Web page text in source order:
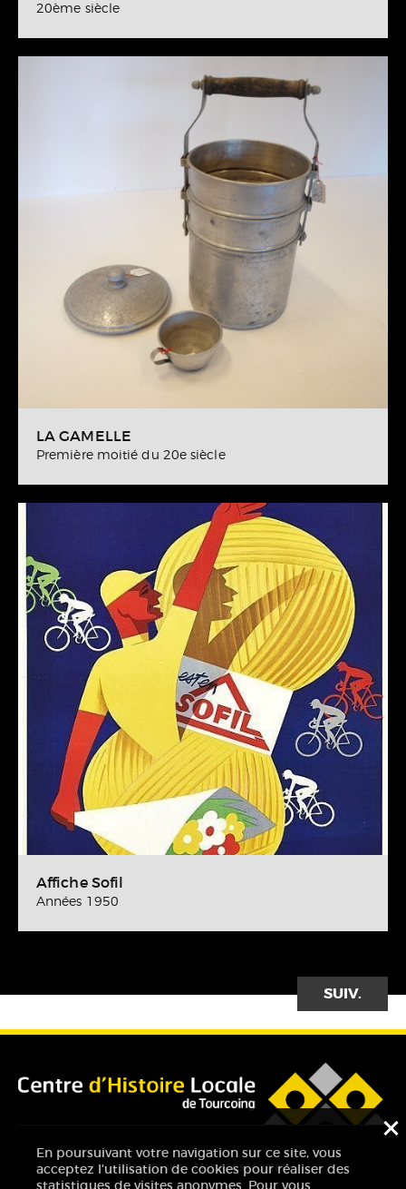
En poursuivant votre navigation sur ce site, vous
acceptez l'utilisation de cookies pour réaliser des
statistiques de visites anonymes. Pour vous
20ème siècle
LA GAMELLE
Première moitié du 20e siècle
Affiche Sofil
Années 1950
SUIVANT
Plan de site Mentions légales